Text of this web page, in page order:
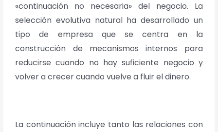
«continuación no necesaria» del negocio. La
selección evolutiva natural ha desarrollado un
tipo de empresa que se centra en la
construcción de mecanismos internos para
reducirse cuando no hay suficiente negocio y
volver a crecer cuando vuelve a fluir el dinero.
La continuación incluye tanto las relaciones con